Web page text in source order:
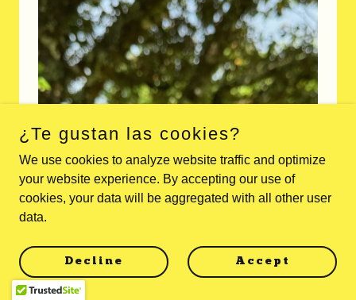
¿Te gustan las cookies?
We use cookies to analyze website traffic and optimize
your website experience. By accepting our use of
cookies, your data will be aggregated with all other user
data.
Decline Accept